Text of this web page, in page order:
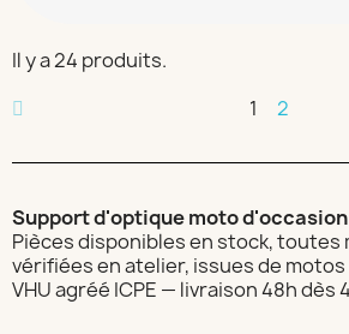
Il y a 24 produits.
1
2
Support d'optique moto d'occasion
Pièces disponibles en stock, toutes
vérifiées en atelier, issues de
VHU agréé ICPE — livraison 48h dès